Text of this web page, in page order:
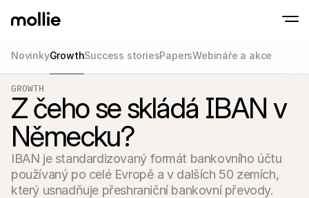
Tap to Pay na iPhonu
Přijímejte bezkontaktní platby přímo na
Zjistit více
Online platby
Přijímejte a spravujte
Osobní platby
Pokladna
Nabídněte online
optimalizovanou pro
Opakované platby
NovinkyGrowthSuccess storiesPapersWebináře a akce
GROWTH
Z čeho se skládá IBAN v
Německu?
IBAN je standardizovaný formát bankovního účtu
používaný po celé Evropě a v dalších 50 zemích,
který usnadňuje přeshraniční bankovní převody.